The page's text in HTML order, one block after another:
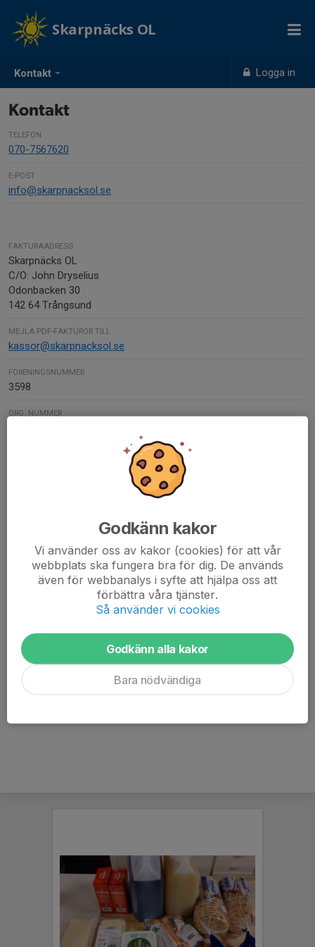
Kontakt Logga in
Skarpnäcks OL
Kontakt
TELEFON
070-7567620
E-POST
info@skarpnacksol.se
FAKTURAADRESS
Skarpnäcks OL
C/O: John Dryselius
Odonbacken 30
142 64 Trångsund
MEJLA PDF-FAKTUROR TILL
kassor@skarpnacksol.se
FÖRENINGSNUMMER
3598
ORG. NUMMER
Kontaktpersoner
John Dryselius
Mobil/telefon visas bara för inloggade
Nicke Papasikas
Webansvarig
Godkänn kakor
Vi använder oss av kakor (cookies) för att vår
webbplats ska fungera bra för dig. De används
även för webbanalys i syfte att hjälpa oss att
förbättra våra tjänster.
Så använder vi cookies
Godkänn alla kakor
Bara nödvändiga